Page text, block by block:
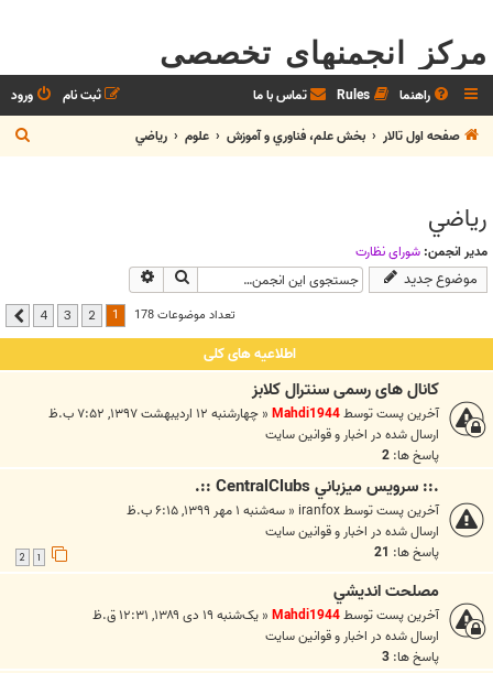
مرکز انجمنهای تخصصی
راهنما Rules تماس با ما ورود
ثبت نام
صفحه اول تالار
بخش علم، فناوري و آموزش علوم رياضي
ج
س
رياضي
مدیر انجمن: شوراي نظارت
موضوع جدید جستجو
تعداد موضوعات 178 2
3
4 بعدی
اطلاعیه های کلی
کانال های رسمی سنترال کلابز
آخرین پست توسطMahdi1944
« چهارشنبه ۱۲ اردیبهشت ۱۳۹۷, ۷:۵۲ ب.ظ
ارسال شده در اخبار و قوانين سايت
پاسخ ها: 2
.:: سرويس ميزباني CentralClubs ::.
آخرین پست توسطiranfox
« سه‌شنبه ۱ مهر ۱۳۹۹, ۶:۱۵ ب.ظ
ارسال شده در اخبار و قوانين سايت
پاسخ ها: 21
مصلحت انديشي
آخرین پست توسطMahdi1944
« یک‌شنبه ۱۹ دی ۱۳۸۹, ۱۲:۳۱ ق.ظ
ارسال شده در اخبار و قوانين سايت
پاسخ ها: 3